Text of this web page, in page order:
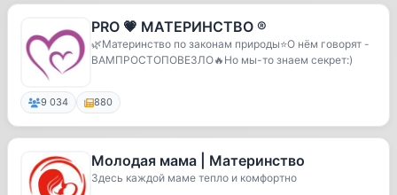
PRO 💗 МАТЕРИНСТВО ®
🌿Материнство по законам природы⭐️О нём говорят -
ВАМПРОСТОПОВЕЗЛО🔥Но мы-то знаем секрет:)
9 034 880
Молодая мама | Материнство
Здесь каждой маме тепло и комфортно